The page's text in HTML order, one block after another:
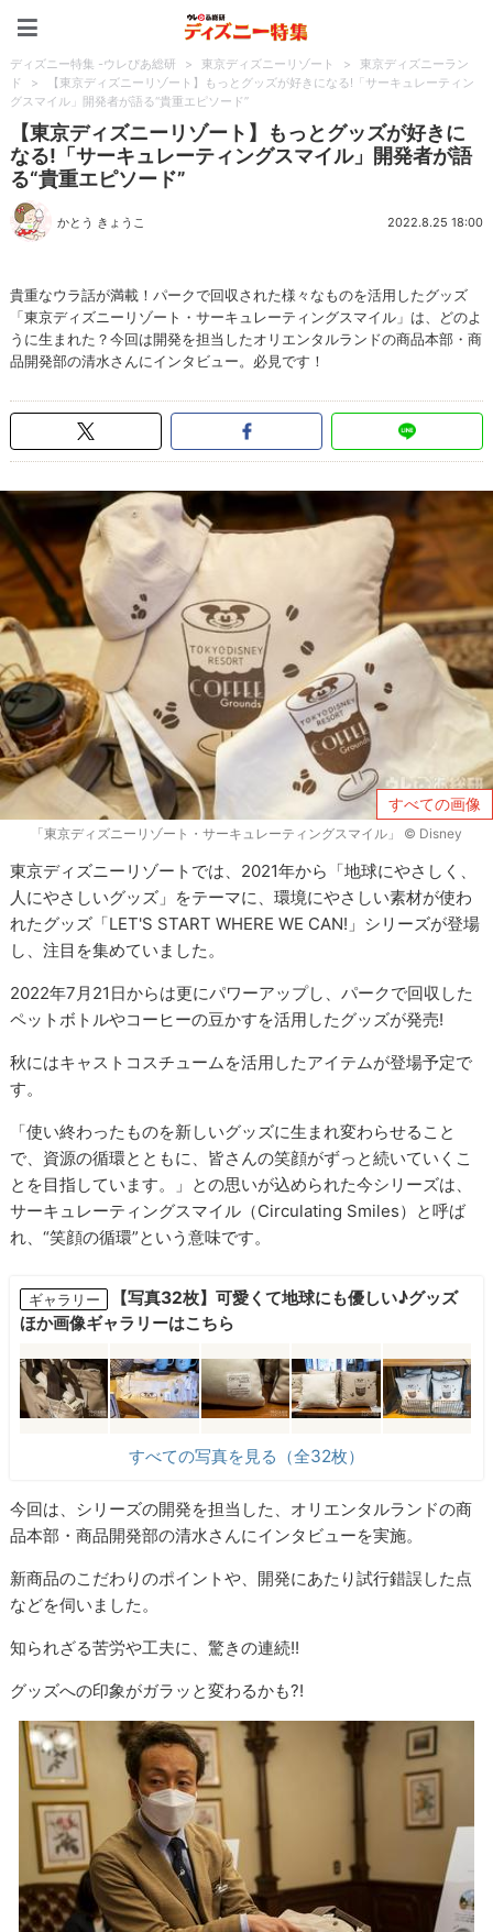
ディズニー特集 -ウレぴあ総研 > 東京ディズニーリゾート >
東京ディズニーラン
ド
>
【東京ディズニーリゾート】もっとグッズが好きになる!「サーキュレーティン
グスマイル」開発者が語る“貴重エピソード”
【東京ディズニーリゾート】もっとグッズが好きに
なる!「サーキュレーティングスマイル」開発者が語
る“貴重エピソード”
かとう きょうこ 2022.8.25 18:00
貴重なウラ話が満載！パークで回収された様々なものを活用したグッズ
「東京ディズニーリゾート・サーキュレーティングスマイル」は、どのよ
うに生まれた？今回は開発を担当したオリエンタルランドの商品本部・商
品開発部の清水さんにインタビュー。必見です！
すべての画像
「東京ディズニーリゾート・サーキュレーティングスマイル」 © Disney
東京ディズニーリゾートでは、2021年から「地球にやさしく、
人にやさしいグッズ」をテーマに、環境にやさしい素材が使わ
れたグッズ「LET'S START WHERE WE CAN!」シリーズが登場
し、注目を集めていました。
2022年7月21日からは更にパワーアップし、パークで回収した
ペットボトルやコーヒーの豆かすを活用したグッズが発売!
秋にはキャストコスチュームを活用したアイテムが登場予定で
す。
「使い終わったものを新しいグッズに生まれ変わらせること
で、資源の循環とともに、皆さんの笑顔がずっと続いていくこ
とを目指しています。」との思いが込められた今シリーズは、
サーキュレーティングスマイル（Circulating Smiles）と呼ば
れ、“笑顔の循環”という意味です。
ギャラリー
【写真32枚】可愛くて地球にも優しい♪グッズ
ほか画像ギャラリーはこちら
すべての写真を見る（全32枚）
今回は、シリーズの開発を担当した、オリエンタルランドの商
品本部・商品開発部の清水さんにインタビューを実施。
新商品のこだわりのポイントや、開発にあたり試行錯誤した点
などを伺いました。
知られざる苦労や工夫に、驚きの連続!!
グッズへの印象がガラッと変わるかも?!